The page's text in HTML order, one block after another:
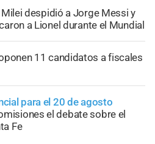
Milei despidió a Jorge Messi y
a Lionel durante el Mundial
11 candidatos a fiscales
para el 20 de agosto
el debate sobre el
Fe